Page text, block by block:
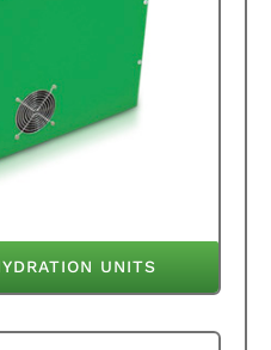
UNITS